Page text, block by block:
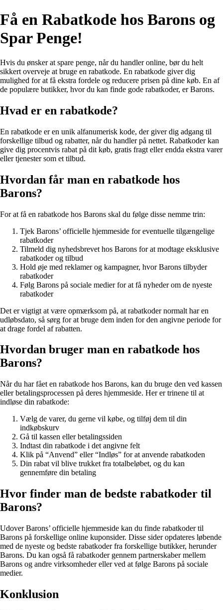
Få en Rabatkode hos Barons og
Spar Penge!
Hvis du ønsker at spare penge, når du handler online, bør du helt
sikkert overveje at bruge en rabatkode. En rabatkode giver dig
mulighed for at få ekstra fordele og reducere prisen på dine køb. En af
de populære butikker, hvor du kan finde gode rabatkoder, er Barons.
Hvad er en rabatkode?
En rabatkode er en unik alfanumerisk kode, der giver dig adgang til
forskellige tilbud og rabatter, når du handler på nettet. Rabatkoder kan
give dig procentvis rabat på dit køb, gratis fragt eller endda ekstra varer
eller tjenester som et tilbud.
Hvordan får man en rabatkode hos
Barons?
For at få en rabatkode hos Barons skal du følge disse nemme trin:
Tjek Barons’ officielle hjemmeside for eventuelle tilgængelige
rabatkoder
Tilmeld dig nyhedsbrevet hos Barons for at modtage eksklusive
rabatkoder og tilbud
Hold øje med reklamer og kampagner, hvor Barons tilbyder
rabatkoder
Følg Barons på sociale medier for at få nyheder om de nyeste
rabatkoder
Det er vigtigt at være opmærksom på, at rabatkoder normalt har en
udløbsdato, så sørg for at bruge dem inden for den angivne periode for
at drage fordel af rabatten.
Hvordan bruger man en rabatkode hos
Barons?
Når du har fået en rabatkode hos Barons, kan du bruge den ved kassen
eller betalingsprocessen på deres hjemmeside. Her er trinene til at
indløse din rabatkode:
Vælg de varer, du gerne vil købe, og tilføj dem til din
indkøbskurv
Gå til kassen eller betalingssiden
Indtast din rabatkode i det angivne felt
Klik på “Anvend” eller “Indløs” for at anvende rabatkoden
Din rabat vil blive trukket fra totalbeløbet, og du kan
gennemføre din betaling
Hvor finder man de bedste rabatkoder til
Barons?
Udover Barons’ officielle hjemmeside kan du finde rabatkoder til
Barons på forskellige online kuponsider. Disse sider opdateres løbende
med de nyeste og bedste rabatkoder fra forskellige butikker, herunder
Barons. Du kan også få rabatkoder gennem partnerskaber mellem
Barons og andre virksomheder eller ved at følge Barons på sociale
medier.
Konklusion